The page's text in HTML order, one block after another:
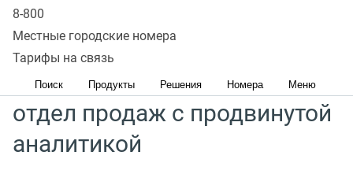
8-800
Местные городские номера
Тарифы на связь
Поиск Продукты Решения Номера Меню
отчетах
Более 25 отраслей используют MANGO OFFICE
Создавайте правильный
отдел продаж с продвинутой
аналитикой